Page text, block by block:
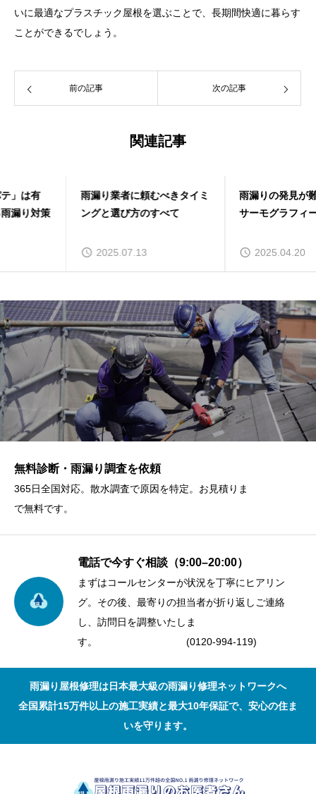
いに最適なプラスチック屋根を選ぶことで、長期間快適に暮らす
ことができるでしょう。
前の記事 次の記事
関連記事
雨漏り業者に頼むべきタイミ
ングと選び方のすべて
雨漏りの発見が難しい理由と
サーモグラフィーの重要性
無料診断・雨漏り調査を依頼
365日全国対応。散水調査で原因を特定。お見積りま
で無料です。
電話で今すぐ相談（9:00–20:00）
まずはコールセンターが状況を丁寧にヒアリン
グ。その後、最寄りの担当者が折り返しご連絡
し、訪問日を調整いたしま
す。 (0120-994-119)
雨漏り屋根修理は日本最大級の雨漏り修理ネットワークへ
全国累計15万件以上の施工実績と最大10年保証で、安心の住ま
いを守ります。